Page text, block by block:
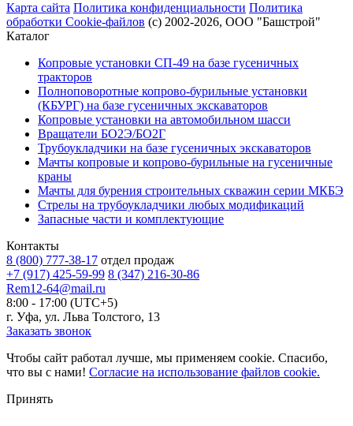
Карта сайта Политика конфиденциальности Политика
обработки Cookie-файлов (с) 2002-2026, ООО "Башстрой"
Каталог
Копровые установки СП-49 на базе гусеничных
тракторов
Полноповоротные копрово-бурильные установки
(КБУРГ) на базе гусеничных экскаваторов
Копровые установки на автомобильном шасси
Вращатели БО2Э/БО2Г
Трубоукладчики на базе гусеничных экскаваторов
Мачты копровые и копрово-бурильные на гусеничные
краны
Мачты для бурения строительных скважин серии МКБЭ
Стрелы на трубоукладчики любых модификаций
Запасные части и комплектующие
Контакты
8 (800) 777-38-17 отдел продаж
+7 (917) 425-59-99 8 (347) 216-30-86
Rem12-64@mail.ru
8:00 - 17:00 (UTC+5)
г. Уфа, ул. Льва Толстого, 13
Заказать звонок
Чтобы сайт работал лучше, мы применяем cookie. Спасибо,
что вы с нами! Согласие на использование файлов cookie.
Принять